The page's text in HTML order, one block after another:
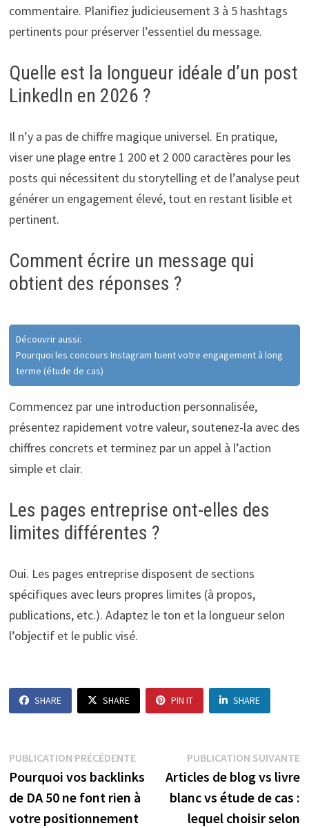
commentaire. Planifiez judicieusement 3 à 5 hashtags
pertinents pour préserver l’essentiel du message.
Quelle est la longueur idéale d’un post
LinkedIn en 2026 ?
Il n’y a pas de chiffre magique universel. En pratique,
viser une plage entre 1 200 et 2 000 caractères pour les
posts qui nécessitent du storytelling et de l’analyse peut
générer un engagement élevé, tout en restant lisible et
pertinent.
Comment écrire un message qui
obtient des réponses ?
Découvrir aussi:
Pourquoi les concours Instagram tuent votre engagement à long
terme (étude de cas)
Commencez par une introduction personnalisée,
présentez rapidement votre valeur, soutenez-la avec des
chiffres concrets et terminez par un appel à l’action
simple et clair.
Les pages entreprise ont-elles des
limites différentes ?
Oui. Les pages entreprise disposent de sections
spécifiques avec leurs propres limites (à propos,
publications, etc.). Adaptez le ton et la longueur selon
l’objectif et le public visé.
SHARE SHARE PIN IT SHARE
Navigation
de
l’article
PUBLICATION PRÉCÉDENTEPublication
précédente :
Pourquoi vos backlinks
de DA 50 ne font rien à
votre positionnement
PUBLICATION SUIVANTE
Articles de blog vs livre
blanc vs étude de cas :
lequel choisir selon